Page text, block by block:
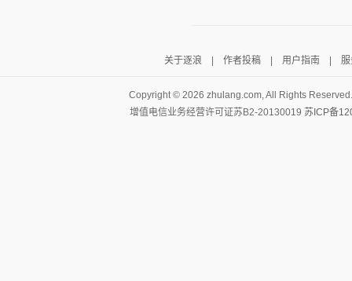
关于逐浪 作者投稿| 用户指南 服
Copyright © 2026 zhulang.com, All Rights
增值电信业务经营许可证苏B2-20130019 苏ICP备